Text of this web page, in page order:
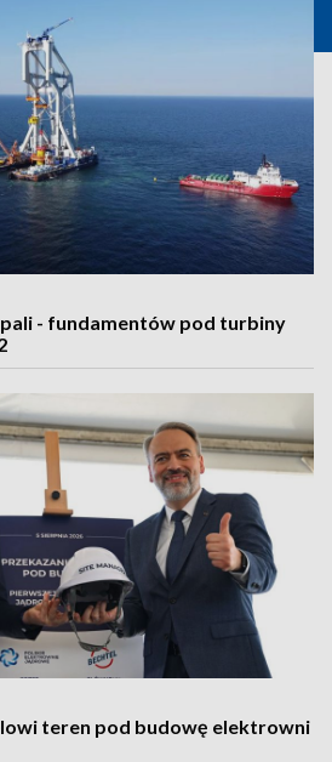
- fundamentów pod turbiny
teren pod budowę elektrowni